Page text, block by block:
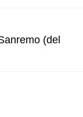
(del